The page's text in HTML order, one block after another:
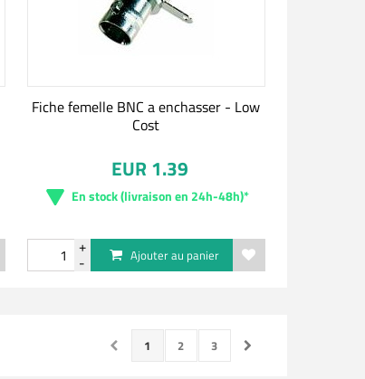
Fiche femelle BNC a enchasser - Low
Cost
EUR 1.39
En stock (livraison en 24h-48h)*
Ajouter au panier
1 2 3